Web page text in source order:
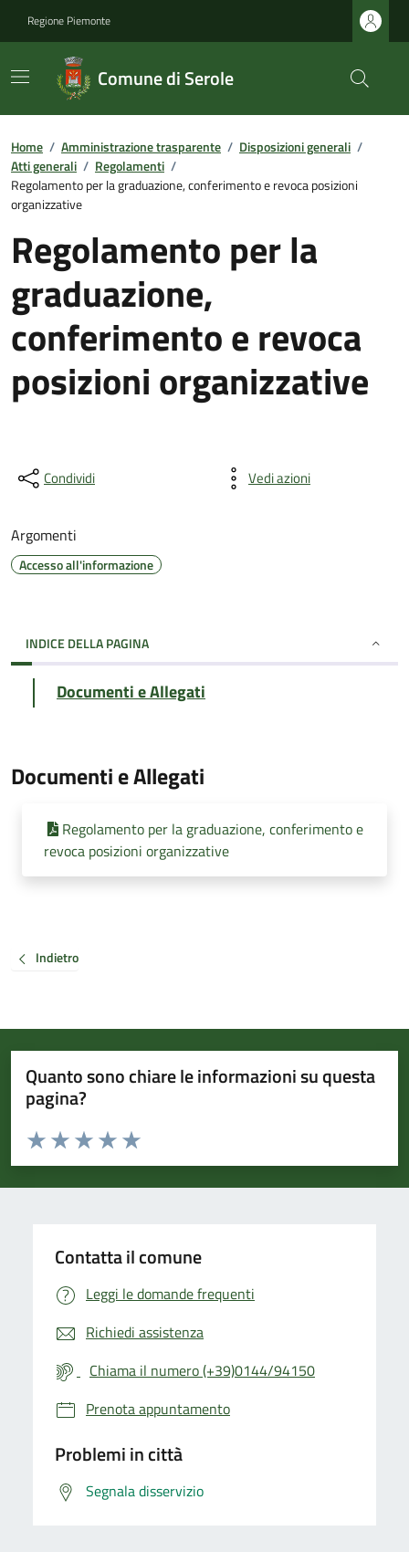
Regione Piemonte
Comune di Serole
Home / Amministrazione trasparente / Disposizioni generali /
Atti generali / Regolamenti /
Regolamento per la graduazione, conferimento e revoca posizioni
organizzative
Regolamento per la
graduazione,
conferimento e revoca
posizioni organizzative
Condividi Vedi azioni
Argomenti
Accesso all'informazione
INDICE DELLA PAGINA
Documenti e Allegati
Documenti e Allegati
Regolamento per la graduazione, conferimento e
revoca posizioni organizzative
Indietro
Quanto sono chiare le informazioni su questa
pagina?
Valuta da 1 a 5 stelle la pagina
Valuta 5 stelle su 5
Valuta 4 stelle su 5
Valuta 3 stelle su 5
Valuta 2 stelle su 5
Valuta 1 stelle su 5
Contatta il comune
Leggi le domande frequenti
Richiedi assistenza
Chiama il numero (+39)0144/94150
Prenota appuntamento
Problemi in città
Segnala disservizio